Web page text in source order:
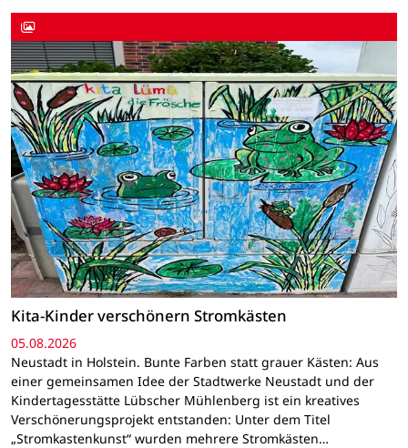
Kita-Kinder verschönern Stromkästen
05.08.2026
Neustadt in Holstein. Bunte Farben statt grauer Kästen: Aus
einer gemeinsamen Idee der Stadtwerke Neustadt und der
Kindertagesstätte Lübscher Mühlenberg ist ein kreatives
Verschönerungsprojekt entstanden: Unter dem Titel
„Stromkastenkunst“ wurden mehrere Stromkästen…